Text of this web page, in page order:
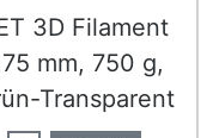
3D Filament
mm, 750 g,
Transparent